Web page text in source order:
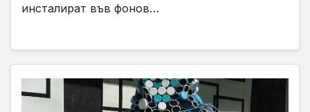
инсталират във фонов…